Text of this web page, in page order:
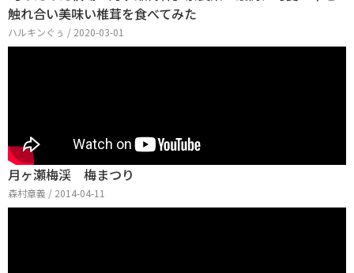
触れ合い美味い椎茸を食べてみた
ハルキンぐぅ / 2020-03-01
月ヶ瀬梅渓 梅まつり
森村章義 / 2014-04-11